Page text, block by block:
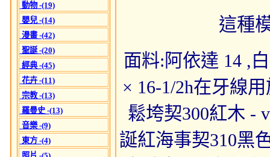
動物 -(19)
嬰兒 -(14)
漫畫 -(42)
聖誕 -(20)
經典 -(45)
花卉 -(11)
宗教 -(13)
羅曼史 -(13)
音樂 -(9)
東方 -(4)
這種
面料:阿依達 14 ,
× 16-1/2h在牙線
鬆垮契300紅木 -
誕紅海事契310黑